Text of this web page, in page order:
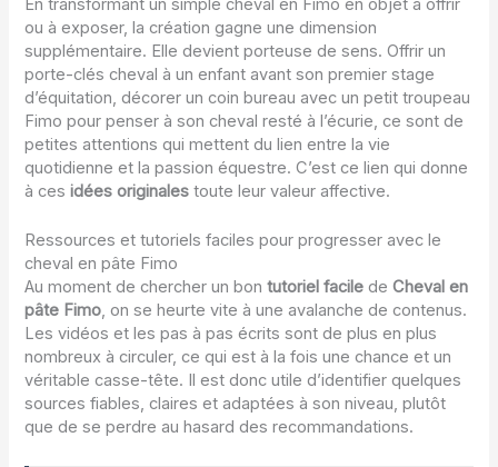
En transformant un simple cheval en Fimo en objet à offrir
ou à exposer, la création gagne une dimension
supplémentaire. Elle devient porteuse de sens. Offrir un
porte-clés cheval à un enfant avant son premier stage
d’équitation, décorer un coin bureau avec un petit troupeau
Fimo pour penser à son cheval resté à l’écurie, ce sont de
petites attentions qui mettent du lien entre la vie
quotidienne et la passion équestre. C’est ce lien qui donne
à cesidées originales toute leur valeur affective.
Ressources et tutoriels faciles pour progresser avec le
cheval en pâte Fimo
Au moment de chercher un bontutoriel facile deCheval en
pâte Fimo, on se heurte vite à une avalanche de contenus.
Les vidéos et les pas à pas écrits sont de plus en plus
nombreux à circuler, ce qui est à la fois une chance et un
véritable casse-tête. Il est donc utile d’identifier quelques
sources fiables, claires et adaptées à son niveau, plutôt
que de se perdre au hasard des recommandations.